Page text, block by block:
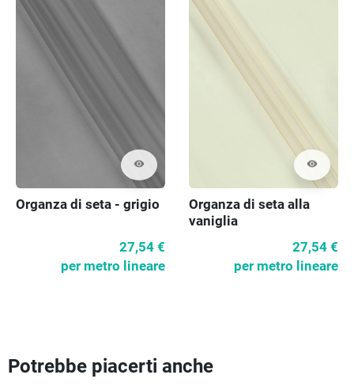
visibility
Organza di seta - grigio
27,54 €
per metro lineare
visibility
Organza di seta alla
vaniglia
27,54 €
per metro lineare
Potrebbe piacerti anche